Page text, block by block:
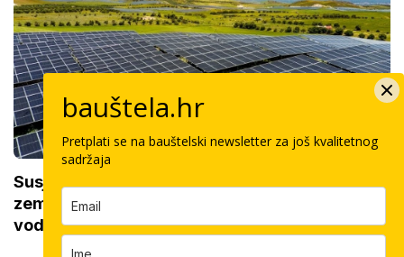
Susjedi izgradili najveću solarnu elektranu u
zemlji: Ima više od 400.000 panela i sustav
vodova od 26 km
bauštela.hr
Pretplati se na bauštelski newsletter za još kvalitetnog
sadržaja